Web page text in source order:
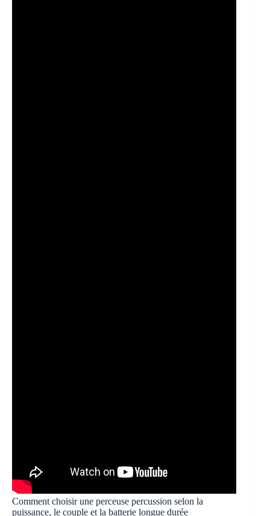
Comment choisir une perceuse percussion selon la
puissance, le couple et la batterie longue durée